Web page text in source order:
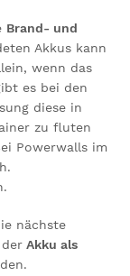
Brand- und
Akkus kann
wenn das
es bei den
diese in
zu fluten
Powerwalls im
nächste
Akku als